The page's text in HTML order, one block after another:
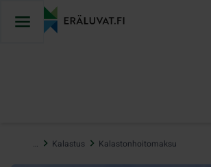
sisältöön
… Kalastus Kalastonhoitomaksu